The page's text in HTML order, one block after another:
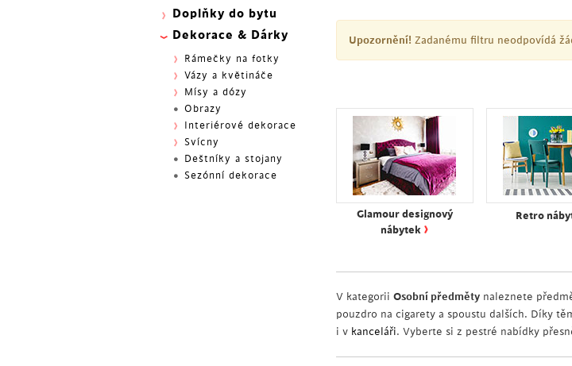
Upozornění! Zadanému filtru neodpovídá
Glamour designový
nábytek ›
Retro
V kategorii Osobní předměty naleznete
pouzdro na cigarety a spoustu dalších. Díky
i v kanceláři. Vyberte si z pestré nabídky
Doplňky do bytu
Dekorace & Dárky
Rámečky na fotky
Vázy a květináče
Mísy a dózy
Obrazy
Interiérové dekorace
Svícny
Deštníky a stojany
Sezónní dekorace